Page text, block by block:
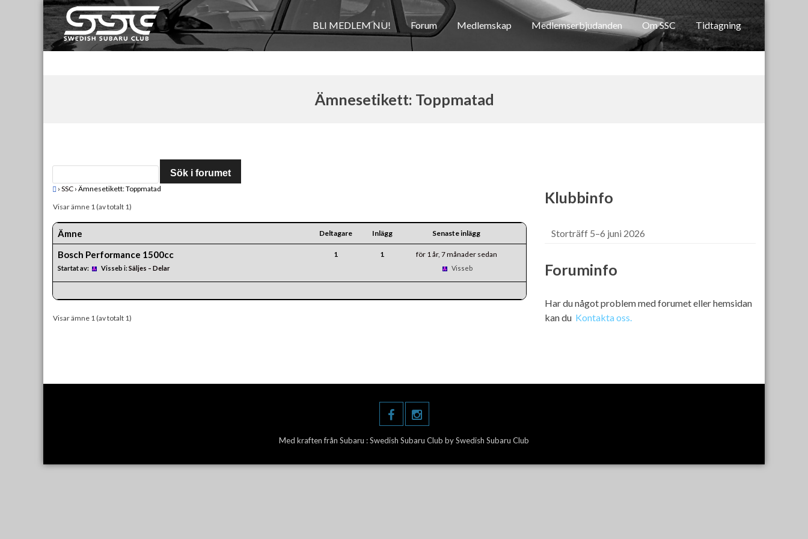
Skip
to
content
Swedish Subaru Club
För oss som älskar Subaru!
BLI MEDLEM NU! Forum Medlemskap Medlemserbjudanden Om SSC Tidtagning
Ämnesetikett: Toppmatad
› SSC › Ämnesetikett: Toppmatad
Visar ämne 1 (av totalt 1)
Ämne Deltagare Inlägg Senaste inlägg
Bosch Performance 1500cc
Startat av: Visseb i:Säljes – Delar
1 1 för 1 år, 7 månader sedan
Visseb
Visar ämne 1 (av totalt 1)
Klubbinfo
Storträff 5–6 juni 2026
Foruminfo
Har du något problem med forumet eller hemsidan
kan du Kontakta oss.
Med kraften från Subaru :Swedish Subaru Club by Swedish Subaru Club